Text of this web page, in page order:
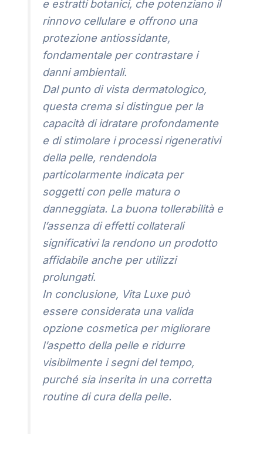
e estratti botanici, che potenziano il
rinnovo cellulare e offrono una
protezione antiossidante,
fondamentale per contrastare i
danni ambientali.
Dal punto di vista dermatologico,
questa crema si distingue per la
capacità di idratare profondamente
e di stimolare i processi rigenerativi
della pelle, rendendola
particolarmente indicata per
soggetti con pelle matura o
danneggiata. La buona tollerabilità e
l’assenza di effetti collaterali
significativi la rendono un prodotto
affidabile anche per utilizzi
prolungati.
In conclusione, Vita Luxe può
essere considerata una valida
opzione cosmetica per migliorare
l’aspetto della pelle e ridurre
visibilmente i segni del tempo,
purché sia inserita in una corretta
routine di cura della pelle.